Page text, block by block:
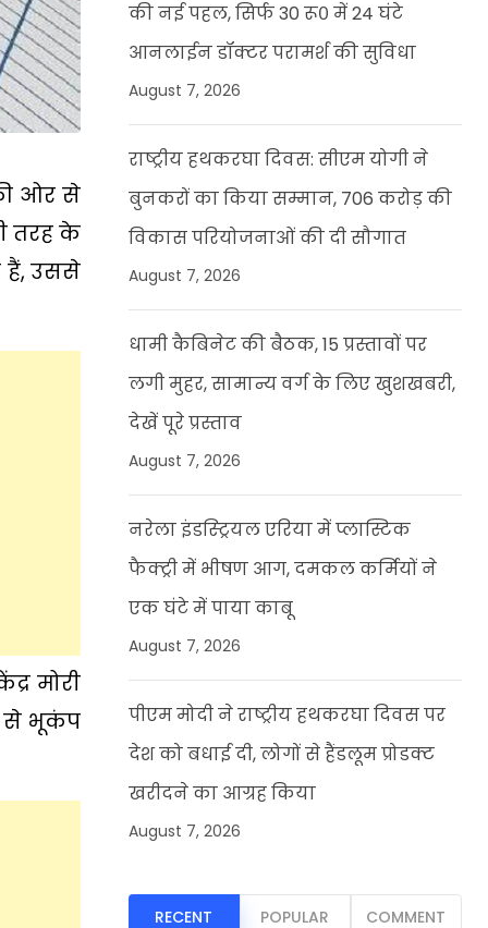
ओर से
तरह के
हैं, उससे
मोरी
से भूकंप
की नई पहल, सिर्फ 30 रू० में 24 घंटे
आनलाईन डॉक्टर परामर्श की सुविधा
August 7, 2026
राष्ट्रीय हथकरघा दिवस: सीएम योगी ने
बुनकरों का किया सम्मान, 706 करोड़ की
विकास परियोजनाओं की दी सौगात
August 7, 2026
धामी कैबिनेट की बैठक, 15 प्रस्तावों पर
लगी मुहर, सामान्य वर्ग के लिए खुशखबरी,
देखें पूरे प्रस्ताव
August 7, 2026
नरेला इंडस्ट्रियल एरिया में प्लास्टिक
फैक्ट्री में भीषण आग, दमकल कर्मियों ने
एक घंटे में पाया काबू
August 7, 2026
पीएम मोदी ने राष्ट्रीय हथकरघा दिवस पर
देश को बधाई दी, लोगों से हैंडलूम प्रोडक्ट
खरीदने का आग्रह किया
August 7, 2026
RECENT POPULAR COMMENT